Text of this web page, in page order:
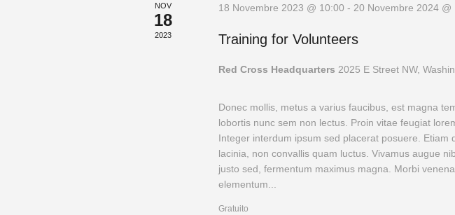
NOV
18
2023
18 Novembre 2023 @ 10:00 - 20 Novembre 2024 @
Training for Volunteers
Red Cross Headquarters 2025 E Street NW,
Donec mollis, metus a varius faucibus, est magna
lobortis nunc sem non lectus. Proin vitae feugiat
Integer interdum ipsum sed placerat posuere. Etiam
lacinia, non convallis quam luctus. Vivamus augue
justo sed, fermentum maximus magna. Morbi
elementum...
Gratuito